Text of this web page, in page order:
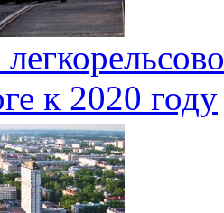
к 2020 году